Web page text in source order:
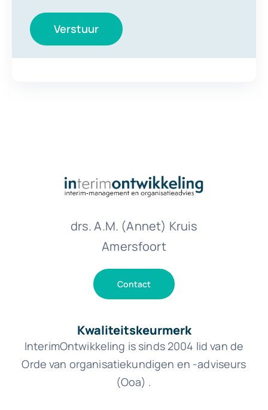
Verstuur
drs. A.M. (Annet) Kruis
Amersfoort
Contact
Kwaliteitskeurmerk
InterimOntwikkeling is sinds 2004 lid van de
Orde van organisatiekundigen en -adviseurs
(Ooa) .